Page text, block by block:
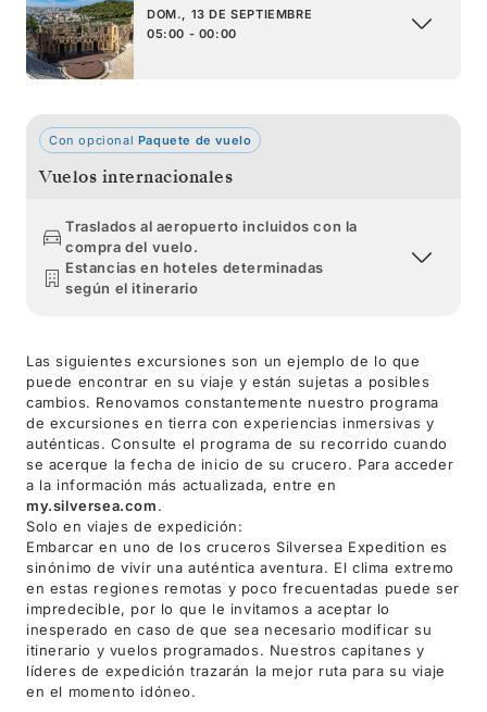
DOM., 13 DE SEPTIEMBRE
05:00 - 00:00
Con opcional Paquete de vuelo
Vuelos internacionales
Traslados al aeropuerto incluidos con la
compra del vuelo.
Estancias en hoteles determinadas
según el itinerario
Las siguientes excursiones son un ejemplo de lo que
puede encontrar en su viaje y están sujetas a posibles
cambios. Renovamos constantemente nuestro programa
de excursiones en tierra con experiencias inmersivas y
auténticas. Consulte el programa de su recorrido cuando
se acerque la fecha de inicio de su crucero. Para acceder
a la información más actualizada, entre en
my.silversea.com.
Solo en viajes de expedición:
Embarcar en uno de los cruceros Silversea Expedition es
sinónimo de vivir una auténtica aventura. El clima extremo
en estas regiones remotas y poco frecuentadas puede ser
impredecible, por lo que le invitamos a aceptar lo
inesperado en caso de que sea necesario modificar su
itinerario y vuelos programados. Nuestros capitanes y
líderes de expedición trazarán la mejor ruta para su viaje
en el momento idóneo.